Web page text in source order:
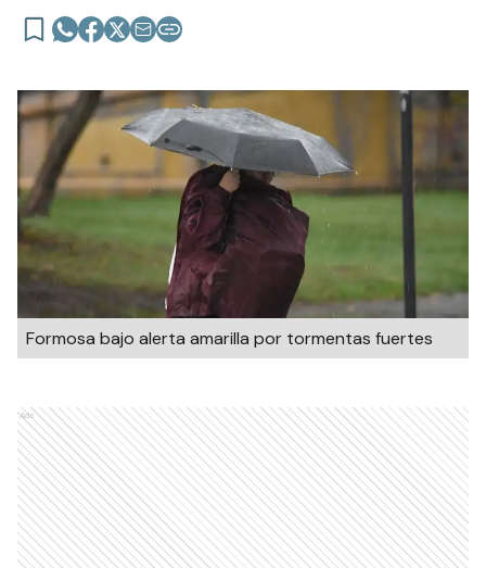
Formosa bajo alerta amarilla por tormentas fuertes
Ads